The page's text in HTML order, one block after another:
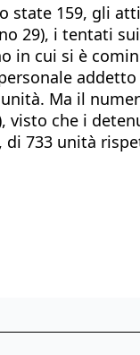
state 159, gli
29), i tentati
in cui si è
addetto
Ma il
visto che i
733 unità